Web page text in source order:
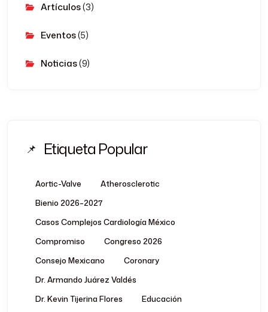
Artículos(3)
Eventos(5)
Noticias(9)
Etiqueta Popular
Aortic-Valve
Atherosclerotic
Bienio 2026–2027
Casos Complejos Cardiología México
Compromiso
Congreso 2026
Consejo Mexicano
Coronary
Dr. Armando Juárez Valdés
Dr. Kevin Tijerina Flores
Educación